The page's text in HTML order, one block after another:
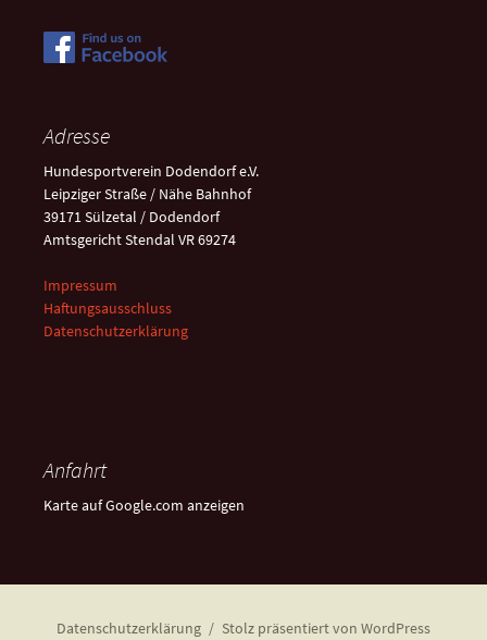
Adresse
Hundesportverein Dodendorf e.V.
Leipziger Straße / Nähe Bahnhof
39171 Sülzetal / Dodendorf
Amtsgericht Stendal VR 69274
Impressum
Haftungsausschluss
Datenschutzerklärung
Anfahrt
Karte auf Google.com anzeigen
Datenschutzerklärung Stolz präsentiert von WordPress